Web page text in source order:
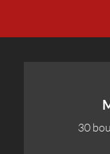
30